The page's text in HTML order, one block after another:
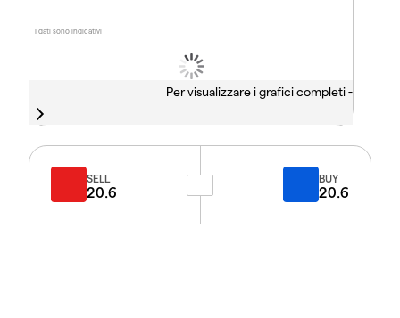
I dati sono indicativi
Per visualizzare i grafici completi -
SELL
20.6
BUY
20.6